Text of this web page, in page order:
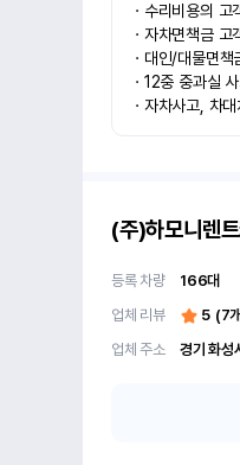
ㆍ수리비용의
ㆍ자차면책금
ㆍ대인/대물면
ㆍ12중 중과실
ㆍ자차사고, 차
(주)하모니렌
등록 차량 166대
업체 리뷰
5 (7
업체 주소